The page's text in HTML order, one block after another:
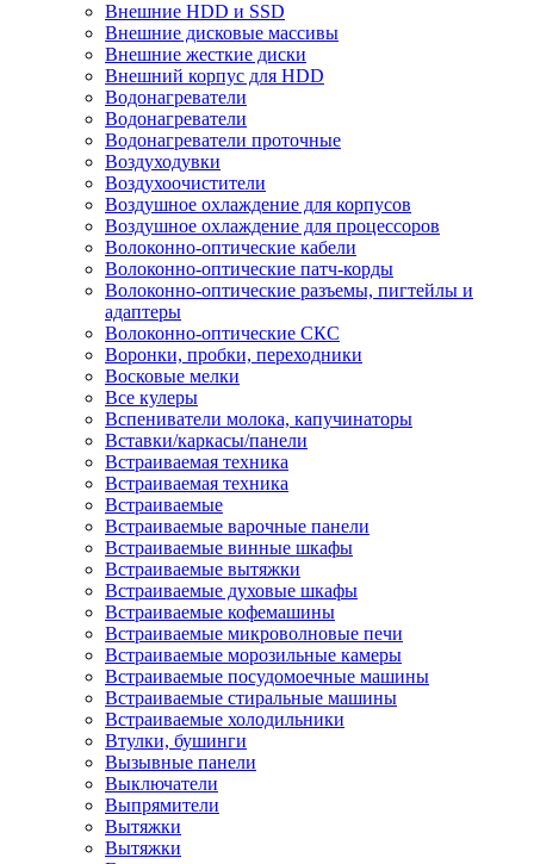
Внешние HDD и SSD
Внешние дисковые массивы
Внешние жесткие диски
Внешний корпус для HDD
Водонагреватели
Водонагреватели
Водонагреватели проточные
Воздуходувки
Воздухоочистители
Воздушное охлаждение для корпусов
Воздушное охлаждение для процессоров
Волоконно-оптические кабели
Волоконно-оптические патч-корды
Волоконно-оптические разъемы, пигтейлы и
адаптеры
Волоконно-оптические СКС
Воронки, пробки, переходники
Восковые мелки
Все кулеры
Вспениватели молока, капучинаторы
Вставки/каркасы/панели
Встраиваемая техника
Встраиваемая техника
Встраиваемые
Встраиваемые варочные панели
Встраиваемые винные шкафы
Встраиваемые вытяжки
Встраиваемые духовые шкафы
Встраиваемые кофемашины
Встраиваемые микроволновые печи
Встраиваемые морозильные камеры
Встраиваемые посудомоечные машины
Встраиваемые стиральные машины
Встраиваемые холодильники
Втулки, бушинги
Вызывные панели
Выключатели
Выпрямители
Вытяжки
Вытяжки